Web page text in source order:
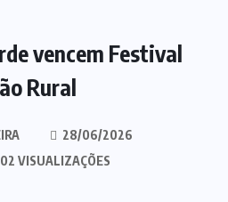
vencem Festival
Rural
28/06/2026
VISUALIZAÇÕES